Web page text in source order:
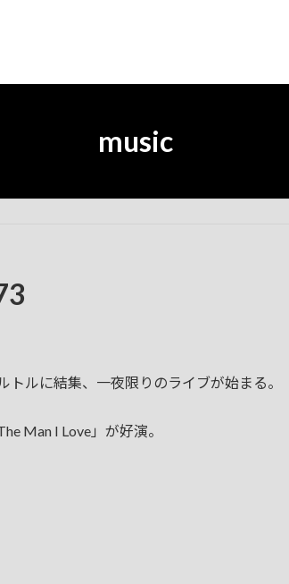
music
トルに結集、一夜限りのライブが始まる。
Man I Love」が好演。